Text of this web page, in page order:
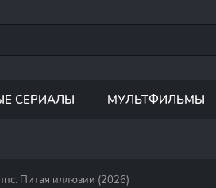
СЕРИАЛЫ МУЛЬТФИЛЬМЫ
Питая иллюзии (2026)